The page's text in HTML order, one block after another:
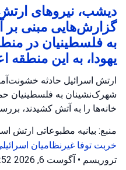
دیشب، نیروهای
گزارش‌هایی مبنی بر
به فلسطینیان در
یهودا، به این منطقه
ارتش اسرائیل حادثه
شهرک‌نشینان به فلسطینیان
خانه‌ها را به آتش کشیدند،
منبع: بیانیه مطبوعاتی ارتش
خربت توفا غیرنظامیان
تروریسم • آگوست 6, 2026 at 10:52 ق.ظ